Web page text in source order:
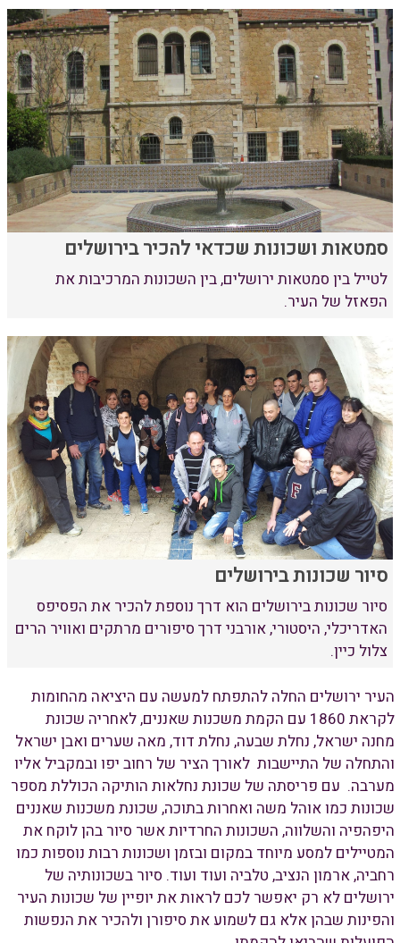
סמטאות ושכונות שכדאי להכיר בירושלים
לטייל בין סמטאות ירושלים, בין השכונות המרכיבות את
הפאזל של העיר.
סיור שכונות בירושלים
סיור שכונות בירושלים הוא דרך נוספת להכיר את הפסיפס
האדריכלי, היסטורי, אורבני דרך סיפורים מרתקים ואוויר הרים
צלול כיין.
העיר ירושלים החלה להתפתח למעשה עם היציאה מהחומות
לקראת 1860 עם הקמת משכנות שאננים, לאחריה שכונת
מחנה ישראל, נחלת שבעה, נחלת דוד, מאה שערים ואבן ישראל
והתחלה של התיישבות לאורך הציר של רחוב יפו ובמקביל אליו
מערבה. עם פריסתה של שכונת נחלאות הותיקה הכוללת מספר
שכונות כמו אוהל משה ואחרות בתוכה, שכונת משכנות שאננים
היפהפיה והשלווה, השכונות החרדיות אשר סיור בהן לוקח את
המטיילים למסע מיוחד במקום ובזמן ושכונות רבות נוספות כמו
רחביה, ארמון הנציב, טלביה ועוד ועוד. סיור בשכונותיה של
ירושלים לא רק יאפשר לכם לראות את יופיין של שכונות העיר
והפינות שבהן אלא גם לשמוע את סיפורן ולהכיר את הנפשות